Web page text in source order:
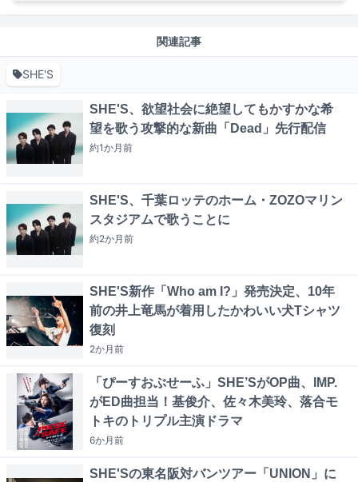
関連記事
SHE'S
SHE'S、欲望社会に絶望してもかすかな希
望を歌う攻撃的な新曲「Dead」先行配信
約1か月前
SHE'S、千葉ロッテのホーム・ZOZOマリン
スタジアムで歌うことに
約2か月前
SHE'S新作「Who am I?」発売決定、10年
前の井上竜馬が着用したかわいい犬Tシャツ
復刻
2か月前
「ぴーすおぶせーふ」SHE’SがOP曲、IMP.
がED曲担当！基俊介、佐々木美玲、落合モ
トキのトリプル主演ドラマ
6か月前
SHE'Sの東名阪対バンツアー「UNION」に